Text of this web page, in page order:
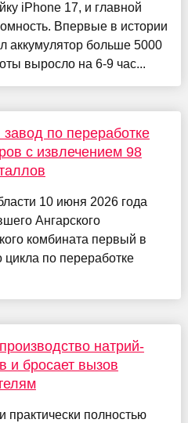
iPhone 17, и главной
Впервые в истории
аккумулятор больше 5000
выросло на 6-9 час...
по переработке
с извлечением 98
10 июня 2026 года
Ангарского
комбината первый в
цикла по переработке
натрий-
и бросает вызов
практически полностью